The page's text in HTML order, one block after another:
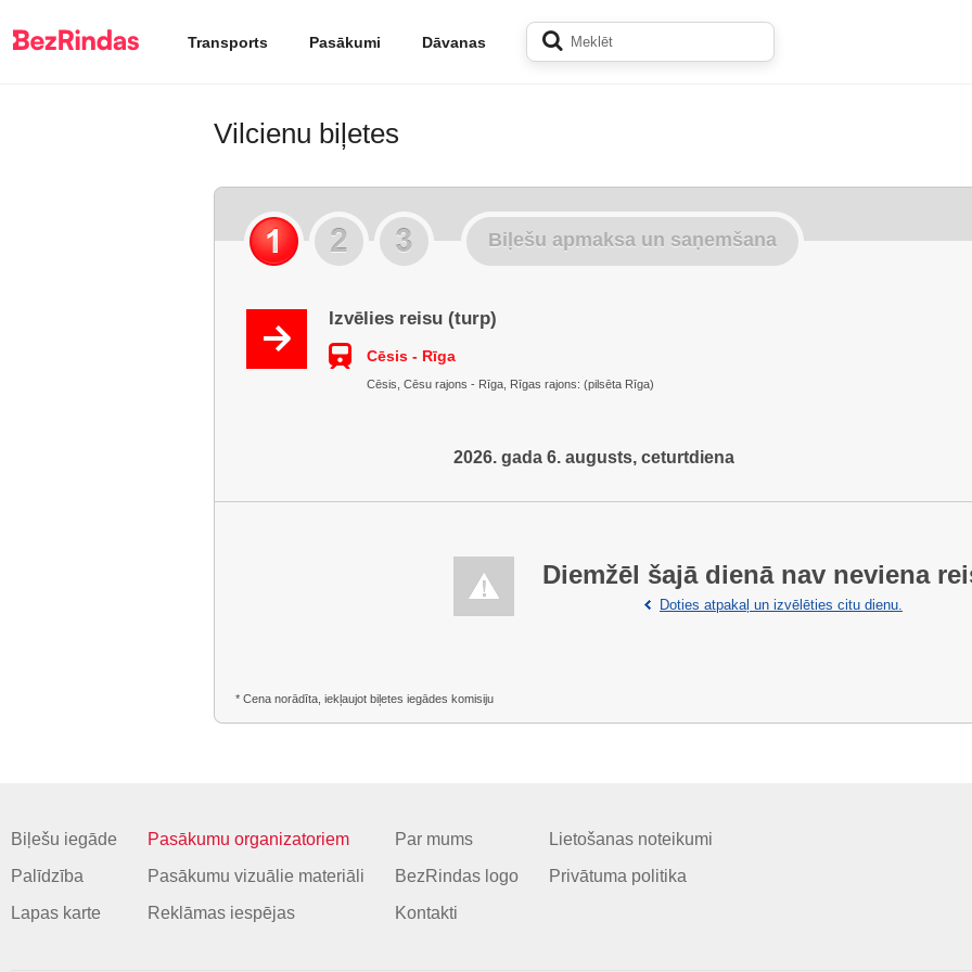
Transports Pasākumi Dāvanas
Vilcienu biļetes
Biļešu apmaksa un saņemšana
Izvēlies reisu (turp)
Cēsis - Rīga
Cēsis, Cēsu rajons - Rīga, Rīgas rajons: (pilsēta Rīga)
2026. gada 6. augusts, ceturtdiena
Diemžēl šajā dienā nav neviena
Doties atpakaļ un izvēlēties citu dienu.
* Cena norādīta, iekļaujot biļetes iegādes komisiju
Biļešu iegāde
Palīdzība
Lapas karte
Pasākumu organizatoriem
Pasākumu vizuālie materiāli
Reklāmas iespējas
Par mums
BezRindas logo
Kontakti
Lietošanas noteikumi
Privātuma politika